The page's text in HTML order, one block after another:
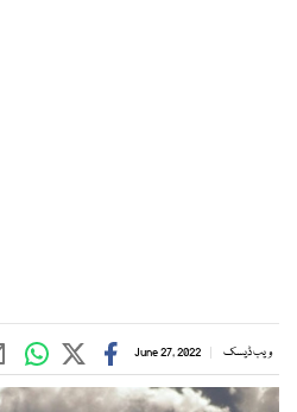
ویب ڈیسک June 27, 2022